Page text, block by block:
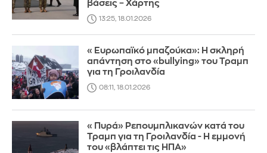
βάσεις – Χάρτης
13:25, 18.01.2026
«Ευρωπαϊκό μπαζούκα»: Η σκληρή
απάντηση στo «bullying» του Τραμπ
για τη Γροιλανδία
08:11, 18.01.2026
«Πυρά» Ρεπουμπλικανών κατά του
Τραμπ για τη Γροιλανδία - Η εμμονή
του «βλάπτει τις ΗΠΑ»